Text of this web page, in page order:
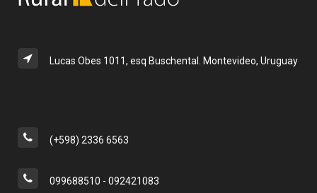
Lucas Obes 1011, esq Buschental. Montevideo, Uruguay
(+598) 2336 6563
099688510 - 092421083